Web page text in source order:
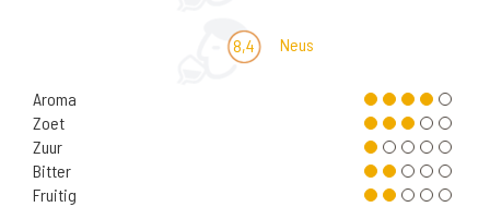
8,4 Neus
Aroma
Zoet
Zuur
Bitter
Fruitig